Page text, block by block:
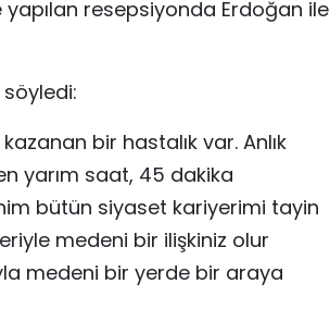
yapılan resepsiyonda Erdoğan ile
bir hastalık var. Anlık
yarım saat, 45 dakika
bütün siyaset kariyerimi tayin
medeni bir ilişkiniz olur
medeni bir yerde bir araya